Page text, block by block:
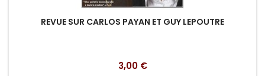
REVUE SUR CARLOS PAYAN ET GUY LEPOUTRE
Prix
3,00 €